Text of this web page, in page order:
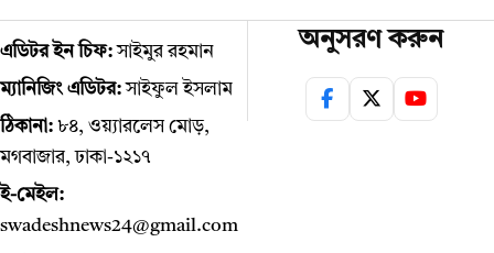
এডিটর ইন চিফ:সাইমুর রহমান
ম্যানিজিং এডিটর:সাইফুল ইসলাম
ঠিকানা: ৮৪, ওয়্যারলেস মোড়,
মগবাজার, ঢাকা-১২১৭
ই-মেইল:
swadeshnews24@gmail.com
অনুসরণ করুন